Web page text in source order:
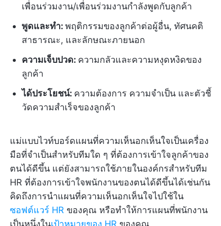
เพื่อนร่วมงาน/เพื่อนร่วมงานกำลังพูดกับลูกค้า
พูดและทำ: พฤติกรรมของลูกค้าต่อผู้อื่น, ทัศนคติ
สาธารณะ, และลักษณะภายนอก
ความเจ็บปวด: ความกลัวและความหงุดหงิดของ
ลูกค้า
ได้ประโยชน์: ความต้องการ ความจำเป็น และตัวชี้
วัดความสำเร็จของลูกค้า
แม่แบบไวท์บอร์ดแผนที่ความเห็นอกเห็นใจเป็นเครื่อง
มือที่จำเป็นสำหรับทีมใด ๆ ที่ต้องการเข้าใจลูกค้าของ
ตนได้ดีขึ้น แต่ยังสามารถใช้ภายในองค์กรสำหรับทีม
HR ที่ต้องการเข้าใจพนักงานของตนได้ดีขึ้นได้เช่นกัน
คิดถึงการนำแผนที่ความเห็นอกเห็นใจไปใช้ใน
ซอฟต์แวร์ HR ของคุณ หรือทำให้การแผนที่พนักงาน
เป็นหนึ่งในเป้าหมายของ HR ของคุณ